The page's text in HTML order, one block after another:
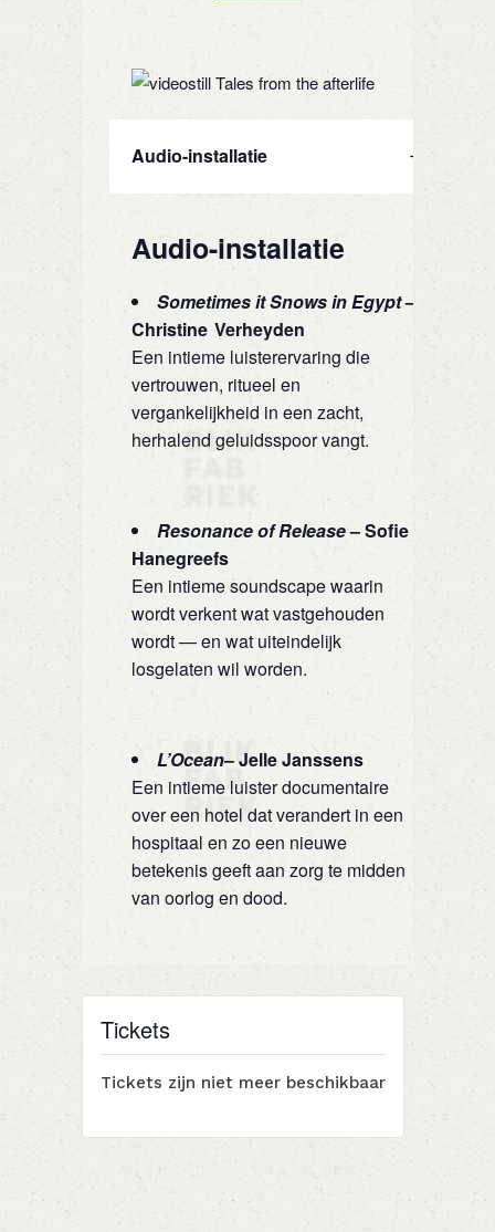
Audio-installatie
Audio-installatie
Sometimes it Snows in Egypt–
Christine Verheyden
Een intieme luisterervaring die
vertrouwen, ritueel en
vergankelijkheid in een zacht,
herhalend geluidsspoor vangt.
Resonance of Release– Sofie
Hanegreefs
Een intieme soundscape waarin
wordt verkent wat vastgehouden
wordt — en wat uiteindelijk
losgelaten wil worden.
L’Ocean– Jelle Janssens
Een intieme luister documentaire
over een hotel dat verandert in een
hospitaal en zo een nieuwe
betekenis geeft aan zorg te midden
van oorlog en dood.
Tickets
Tickets zijn niet meer beschikbaar